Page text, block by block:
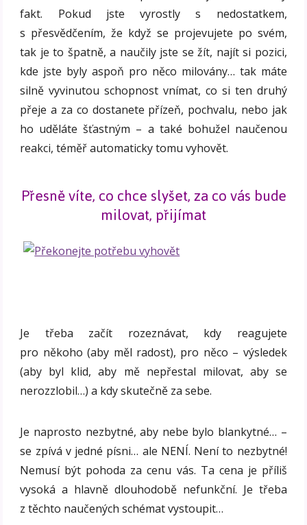
fakt. Pokud jste vyrostly s nedostatkem,
s přesvědčením, že když se projevujete po svém,
tak je to špatně, a naučily jste se žít, najít si pozici,
kde jste byly aspoň pro něco milovány… tak máte
silně vyvinutou schopnost vnímat, co si ten druhý
přeje a za co dostanete přízeň, pochvalu, nebo jak
ho uděláte šťastným – a také bohužel naučenou
reakci, téměř automaticky tomu vyhovět.
Přesně víte, co chce slyšet, za co vás bude
milovat, přijímat
Je třeba začít rozeznávat, kdy reagujete
pro někoho (aby měl radost), pro něco – výsledek
(aby byl klid, aby mě nepřestal milovat, aby se
nerozzlobil…) a kdy skutečně za sebe.
Je naprosto nezbytné, aby nebe bylo blankytné… –
se zpívá v jedné písni… ale NENÍ. Není to nezbytné!
Nemusí být pohoda za cenu vás. Ta cena je příliš
vysoká a hlavně dlouhodobě nefunkční. Je třeba
z těchto naučených schémat vystoupit…